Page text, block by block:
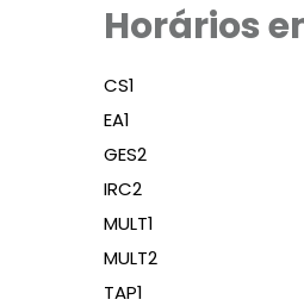
Horários
CS1
EA1
GES2
IRC2
MULT1
MULT2
TAP1